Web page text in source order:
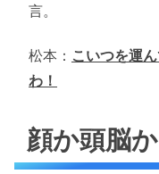
言。
松本： こいつを運
わ！
顔か頭脳か